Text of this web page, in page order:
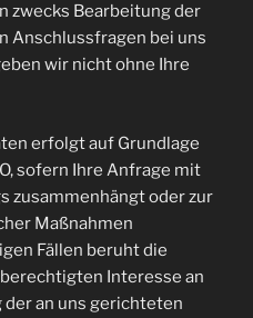
zwecks Bearbeitung der
Anschlussfragen bei uns
wir nicht ohne Ihre
erfolgt auf Grundlage
sofern Ihre Anfrage mit
zusammenhängt oder zur
Maßnahmen
Fällen beruht die
Interesse an
an uns gerichteten